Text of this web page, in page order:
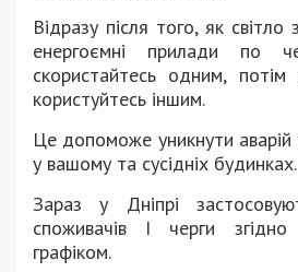
Відразу після того, як світло
енергоємні прилади по
скористайтесь одним, потім
користуйтесь іншим.
Це допоможе уникнути аварій
у вашому та сусідніх будинках.
Зараз у Дніпрі
споживачів І черги
графіком.